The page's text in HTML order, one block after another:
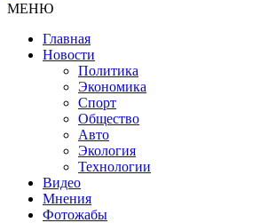
МЕНЮ
Главная
Новости
Политика
Экономика
Спорт
Общество
Авто
Экология
Технологии
Видео
Мнения
Фотожабы